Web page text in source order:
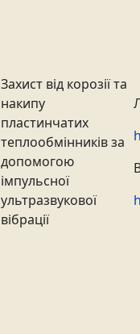
Захист від корозії та
накипу
пластинчатих
теплообмінників за
допомогою
імпульсної
ультразвукової
вібрації